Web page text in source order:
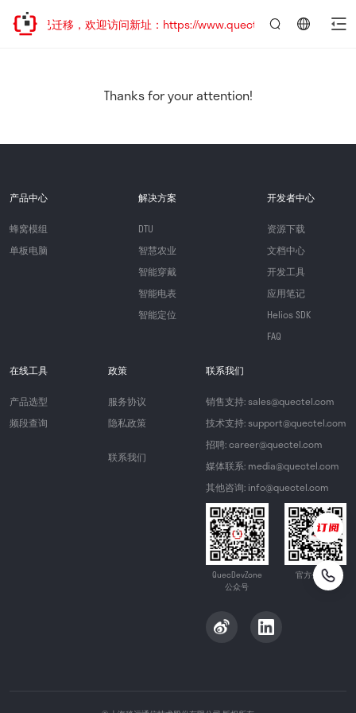
站地址已迁移，欢迎访问新址：https://www.quectel.com.cn
Thanks for your attention!
产品中心
蜂窝模组
单板电脑
解决方案
DTU
智慧农业
智能穿戴
智能电表
智能定位
开发者中心
资源下载
文档中心
开发工具
应用笔记
Helios SDK
FAQ
在线工具
产品选型
频段查询
政策
服务协议
隐私政策
联系我们
联系我们
销售支持: sales@quectel.com
技术支持: support@quectel.com
招聘: career@quectel.com
媒体联系: media@quectel.com
其他咨询: info@quectel.com
QuecDevZone
公众号
官方公众号